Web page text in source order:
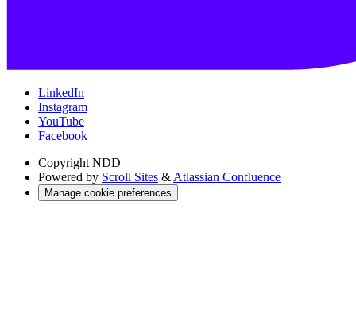
LinkedIn
Instagram
YouTube
Facebook
Copyright NDD
Powered by Scroll Sites & Atlassian Confluence
Manage cookie preferences